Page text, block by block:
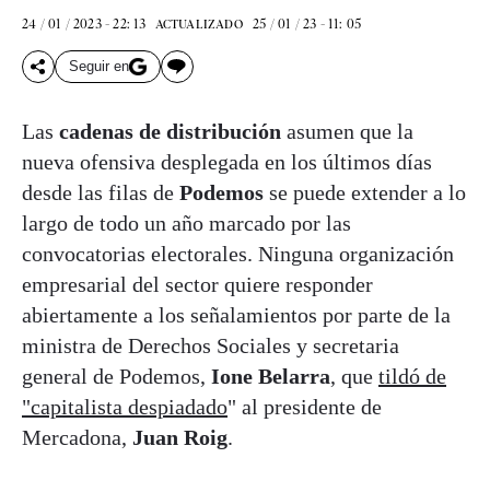
24 / 01 / 2023 - 22: 13 ACTUALIZADO 25 / 01 / 23 - 11: 05
Seguir en
Las cadenas de distribución asumen que la
nueva ofensiva desplegada en los últimos días
desde las filas de Podemos se puede extender a lo
largo de todo un año marcado por las
convocatorias electorales. Ninguna organización
empresarial del sector quiere responder
abiertamente a los señalamientos por parte de la
ministra de Derechos Sociales y secretaria
general de Podemos, Ione Belarra, que tildó de
"capitalista despiadado" al presidente de
Mercadona, Juan Roig.